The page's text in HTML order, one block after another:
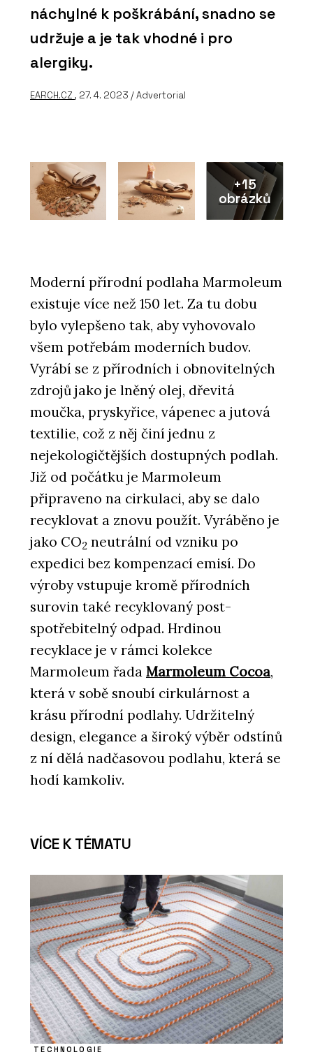
náchylné k poškrábání, snadno se
udržuje a je tak vhodné i pro
alergiky.
EARCH.CZ , 27. 4. 2023 / Advertorial
+15
obrázků
Moderní přírodní podlaha Marmoleum
existuje více než 150 let. Za tu dobu
bylo vylepšeno tak, aby vyhovovalo
všem potřebám moderních budov.
Vyrábí se z přírodních i obnovitelných
zdrojů jako je lněný olej, dřevitá
moučka, pryskyřice, vápenec a jutová
textilie, což z něj činí jednu z
nejekologičtějších dostupných podlah.
Již od počátku je Marmoleum
připraveno na cirkulaci, aby se dalo
recyklovat a znovu použít. Vyráběno je
jako CO2 neutrální od vzniku po
expedici bez kompenzací emisí. Do
výroby vstupuje kromě přírodních
surovin také recyklovaný post-
spotřebitelný odpad. Hrdinou
recyklace je v rámci kolekce
Marmoleum řada Marmoleum Cocoa,
která v sobě snoubí cirkulárnost a
krásu přírodní podlahy. Udržitelný
design, elegance a široký výběr odstínů
z ní dělá nadčasovou podlahu, která se
hodí kamkoliv.
VÍCE K TÉMATU
TECHNOLOGIE